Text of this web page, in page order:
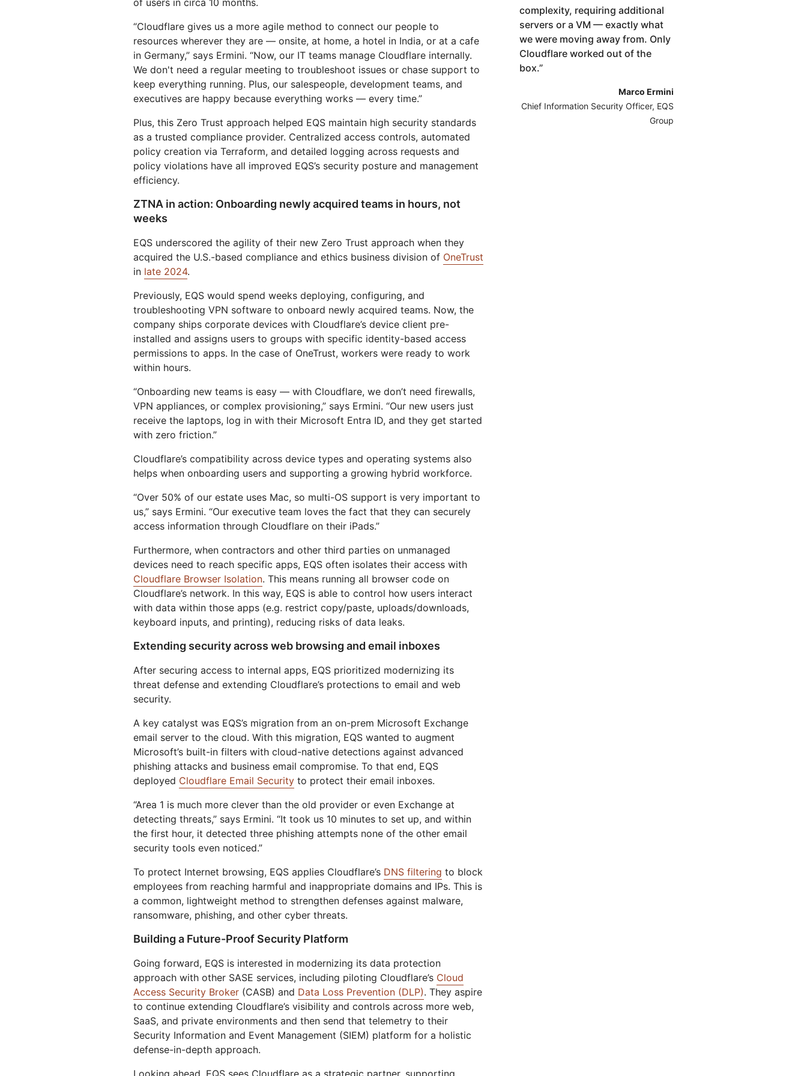
“Cloudflare gives us a more agile method to connect our people to
resources wherever they are — onsite, at home, a hotel in India, or at a cafe
in Germany,” says Ermini. “Now, our IT teams manage Cloudflare internally.
We don't need a regular meeting to troubleshoot issues or chase support to
keep everything running. Plus, our salespeople, development teams, and
executives are happy because everything works — every time.”
Plus, this Zero Trust approach helped EQS maintain high security standards
as a trusted compliance provider. Centralized access controls, automated
policy creation via Terraform, and detailed logging across requests and
policy violations have all improved EQS’s security posture and management
efficiency.
ZTNA in action: Onboarding newly acquired teams in hours, not
weeks
EQS underscored the agility of their new Zero Trust approach when they
acquired the U.S.-based compliance and ethics business division of OneTrust
in late 2024.
Previously, EQS would spend weeks deploying, configuring, and
troubleshooting VPN software to onboard newly acquired teams. Now, the
company ships corporate devices with Cloudflare’s device client pre-
installed and assigns users to groups with specific identity-based access
permissions to apps. In the case of OneTrust, workers were ready to work
within hours.
“Onboarding new teams is easy — with Cloudflare, we don’t need firewalls,
VPN appliances, or complex provisioning,” says Ermini. “Our new users just
receive the laptops, log in with their Microsoft Entra ID, and they get started
with zero friction.”
Cloudflare’s compatibility across device types and operating systems also
helps when onboarding users and supporting a growing hybrid workforce.
“Over 50% of our estate uses Mac, so multi-OS support is very important to
us,” says Ermini. “Our executive team loves the fact that they can securely
access information through Cloudflare on their iPads.”
Furthermore, when contractors and other third parties on unmanaged
devices need to reach specific apps, EQS often isolates their access with
Cloudflare Browser Isolation. This means running all browser code on
Cloudflare’s network. In this way, EQS is able to control how users interact
with data within those apps (e.g. restrict copy/paste, uploads/downloads,
keyboard inputs, and printing), reducing risks of data leaks.
Extending security across web browsing and email inboxes
After securing access to internal apps, EQS prioritized modernizing its
threat defense and extending Cloudflare’s protections to email and web
security.
A key catalyst was EQS’s migration from an on-prem Microsoft Exchange
email server to the cloud. With this migration, EQS wanted to augment
Microsoft’s built-in filters with cloud-native detections against advanced
phishing attacks and business email compromise. To that end, EQS
deployed Cloudflare Email Security to protect their email inboxes.
“Area 1 is much more clever than the old provider or even Exchange at
detecting threats,” says Ermini. “It took us 10 minutes to set up, and within
the first hour, it detected three phishing attempts none of the other email
security tools even noticed.”
To protect Internet browsing, EQS applies Cloudflare’s DNS filtering to block
employees from reaching harmful and inappropriate domains and IPs. This is
a common, lightweight method to strengthen defenses against malware,
ransomware, phishing, and other cyber threats.
Building a Future-Proof Security Platform
Going forward, EQS is interested in modernizing its data protection
approach with other SASE services, including piloting Cloudflare’s Cloud
Access Security Broker (CASB) and Data Loss Prevention (DLP). They aspire
to continue extending Cloudflare’s visibility and controls across more web,
SaaS, and private environments and then send that telemetry to their
Security Information and Event Management (SIEM) platform for a holistic
defense-in-depth approach.
Looking ahead, EQS sees Cloudflare as a strategic partner, supporting
complexity, requiring additional
servers or a VM — exactly what
we were moving away from. Only
Cloudflare worked out of the
box.”
Marco Ermini
Chief Information Security Officer, EQS
Group